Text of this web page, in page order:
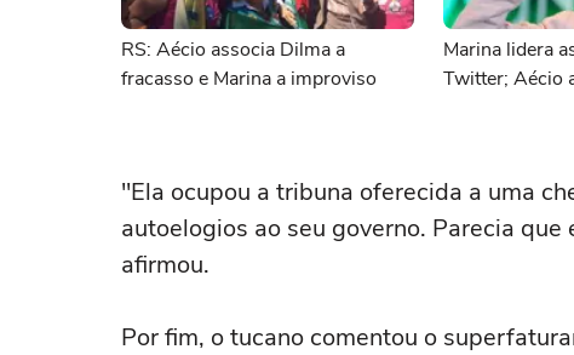
RS: Aécio associa Dilma a
fracasso e Marina a improviso
Marina lidera
Twitter; Aécio
"Ela ocupou a tribuna oferecida a uma
autoelogios ao seu governo. Parecia
afirmou.
Por fim, o tucano comentou o